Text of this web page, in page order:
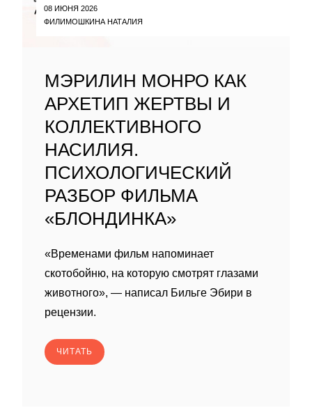
08 ИЮНЯ 2026
ФИЛИМОШКИНА НАТАЛИЯ
МЭРИЛИН МОНРО КАК
АРХЕТИП ЖЕРТВЫ И
КОЛЛЕКТИВНОГО
НАСИЛИЯ.
ПСИХОЛОГИЧЕСКИЙ
РАЗБОР ФИЛЬМА
«БЛОНДИНКА»
«Временами фильм напоминает
скотобойню, на которую смотрят глазами
животного», — написал Бильге Эбири в
рецензии.
ЧИТАТЬ